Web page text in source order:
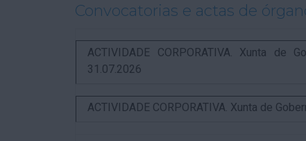
Convocatorias e actas de
ACTIVIDADE CORPORATIVA. Xunta de
31.07.2026
ACTIVIDADE CORPORATIVA. Xunta de